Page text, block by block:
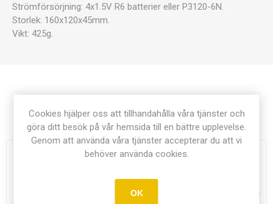
Strömförsörjning: 4x1.5V R6 batterier eller P3120-6N.
Storlek: 160x120x45mm.
Vikt: 425g.
Relaterade produkter
Cookies hjälper oss att tillhandahålla våra tjänster och
göra ditt besök på vår hemsida till en bättre upplevelse.
Genom att använda våra tjänster accepterar du att vi
behöver använda cookies.
OK